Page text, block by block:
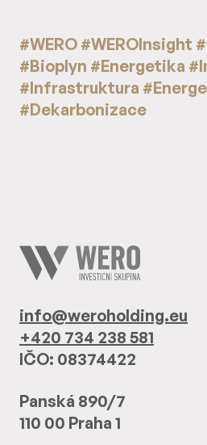
#WERO #WEROInsight
#Bioplyn #Energetika
#Infrastruktura
#Dekarbonizace
info@weroholding.eu
+420 734 238 581
IČO: 08374422
Panská 890/7
110 00 Praha 1